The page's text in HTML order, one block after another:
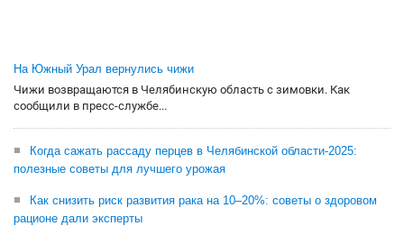
На Южный Урал вернулись чижи
Чижи возвращаются в Челябинскую область с зимовки. Как
сообщили в пресс-службе...
Когда сажать рассаду перцев в Челябинской области-2025:
полезные советы для лучшего урожая
Как снизить риск развития рака на 10–20%: советы о здоровом
рационе дали эксперты